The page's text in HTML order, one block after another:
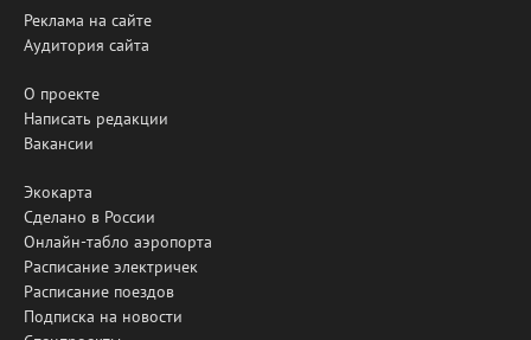
Реклама на сайте
Аудитория сайта
О проекте
Написать редакции
Вакансии
Экокарта
Сделано в России
Онлайн-табло аэропорта
Расписание электричек
Расписание поездов
Подписка на новости